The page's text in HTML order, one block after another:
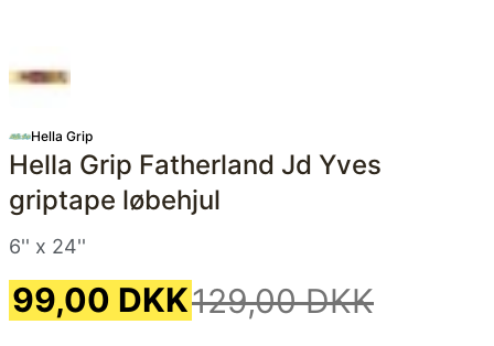
Hella Grip
Hella Grip Fatherland Jd Yves
griptape løbehjul
6'' x 24''
99,00 DKK129,00 DKK